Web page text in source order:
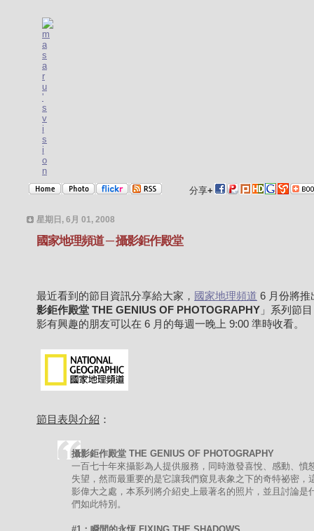
分享+
星期日, 6月 01, 2008
國家地理頻道 ─ 攝影鉅作殿堂
最近看到的節目資訊分享給大家， 國家地理頻道 6 月份將推
影鉅作殿堂 THE GENIUS OF PHOTOGRAPHY 」系列節
影有興趣的朋友可以在 6 月的每週一晚上 9:00 準時收看。
節目表與介紹 ：
攝影鉅作殿堂 THE GENIUS OF PHOTOGRAPHY
一百七十年來攝影為人提供服務，同時激發喜悅、感動、憤
失望，然而最重要的是它讓我們窺見表象之下的奇特祕密，
影偉大之處，本系列將介紹史上最著名的照片，並且討論是
們如此特別。